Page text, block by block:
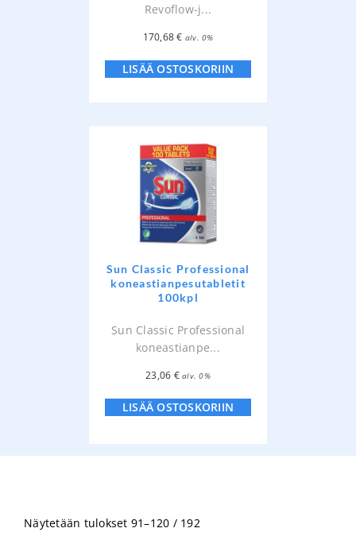
Revoflow-j...
170,68€ alv. 0%
LISÄÄ OSTOSKORIIN
Sun Classic Professional
koneastianpesutabletit
100kpl
Sun Classic Professional
koneastianpe...
23,06 € alv. 0%
LISÄÄ OSTOSKORIIN
Näytetään tulokset 91–120 / 192